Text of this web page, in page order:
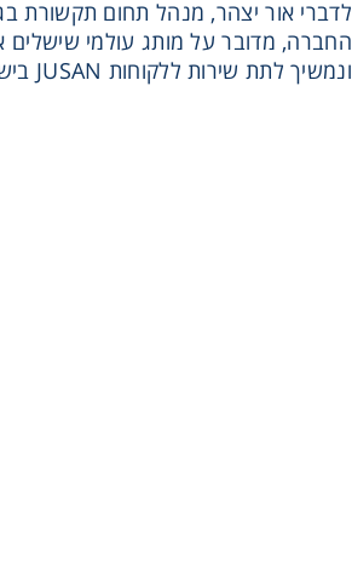
החברה, מדובר על מותג עולמי שישלים
ונמשיך לתת שירות ללקוחות JUSAN בישראל ולקדם את הפעילות עם לקוחות חדשים.